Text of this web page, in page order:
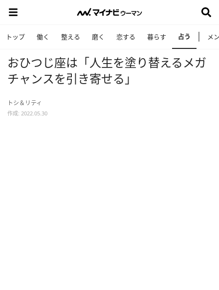
トップ 働く 整える 磨く 恋する 暮らす 占う メ
おひつじ座は「人生を塗り替えるメガ
チャンスを引き寄せる」
トシ＆リティ
作成: 2022.05.30